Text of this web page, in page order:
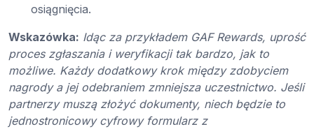
osiągnięcia.
Wskazówka: Idąc za przykładem GAF Rewards, uprość
proces zgłaszania i weryfikacji tak bardzo, jak to
możliwe. Każdy dodatkowy krok między zdobyciem
nagrody a jej odebraniem zmniejsza uczestnictwo. Jeśli
partnerzy muszą złożyć dokumenty, niech będzie to
jednostronicowy cyfrowy formularz z